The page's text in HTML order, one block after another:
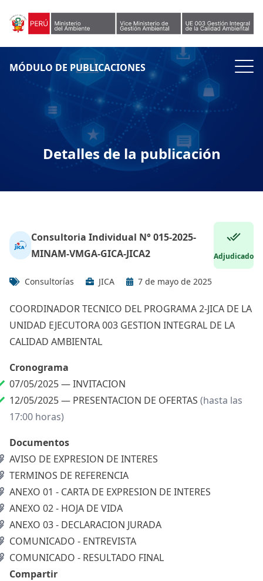
MÓDULO DE PUBLICACIONES
Detalles de la publicación
Consultoria Individual N° 015-2025-
MINAM-VMGA-GICA-JICA2
Adjudicado
Consultorías JICA 7 de mayo de 2025
COORDINADOR TECNICO DEL PROGRAMA 2-JICA DE LA
UNIDAD EJECUTORA 003 GESTION INTEGRAL DE LA
CALIDAD AMBIENTAL
Cronograma
07/05/2025 —INVITACION
12/05/2025 — PRESENTACION DE OFERTAS (hasta las
17:00 horas)
Documentos
AVISO DE EXPRESION DE INTERES
TERMINOS DE REFERENCIA
ANEXO 01 - CARTA DE EXPRESION DE INTERES
ANEXO 02 - HOJA DE VIDA
ANEXO 03 - DECLARACION JURADA
COMUNICADO - ENTREVISTA
COMUNICADO - RESULTADO FINAL
Compartir